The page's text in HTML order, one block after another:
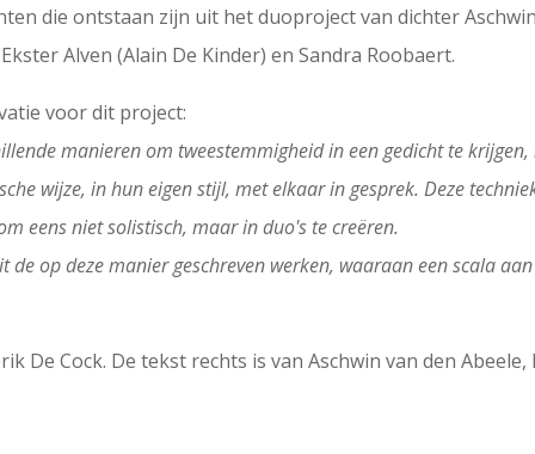
die ontstaan zijn uit het duoproject van dichter
Alven (Alain De Kinder) en Sandra Roobaert.
voor dit project:
manieren om tweestemmigheid in een gedicht te
wijze, in hun eigen stijl, met elkaar in gesprek. Deze
eens niet solistisch, maar in duo's te creëren.
de op deze manier geschreven werken, waaraan een scala
De Cock. De tekst rechts is van Aschwin van den